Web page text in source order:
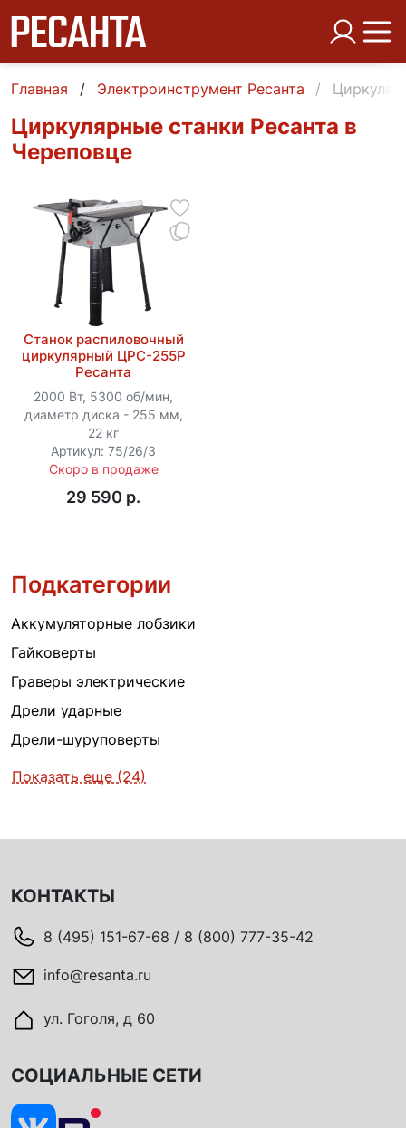
Главная Электроинструмент Ресанта
Циркулярные станки Ресанта в
Череповце
Станок распиловочный
циркулярный ЦРС-255Р
Ресанта
2000 Вт, 5300 об/мин,
диаметр диска - 255 мм,
22 кг
Артикул: 75/26/3
Скоро в продаже
29 590 p.
Подкатегории
Аккумуляторные лобзики
Гайковерты
Граверы электрические
Дрели ударные
Дрели-шуруповерты
Показать еще (24)
КОНТАКТЫ
8 (495) 151-67-68 / 8 (800) 777-35-42
info@resanta.ru
ул. Гоголя, д 60
СОЦИАЛЬНЫЕ СЕТИ